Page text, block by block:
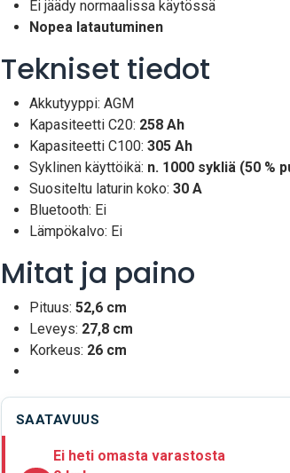
Ei jäädy normaalissa käytössä
Nopea latautuminen
Tekniset tiedot
Akkutyyppi: AGM
Kapasiteetti C20: 258 Ah
Kapasiteetti C100: 305 Ah
Syklinen käyttöikä: n. 1000 sykliä (50 %
Suositeltu laturin koko: 30 A
Bluetooth: Ei
Lämpökalvo: Ei
Mitat ja paino
Pituus: 52,6 cm
Leveys: 27,8 cm
Korkeus: 26 cm
SAATAVUUS
Ei heti omasta varastosta